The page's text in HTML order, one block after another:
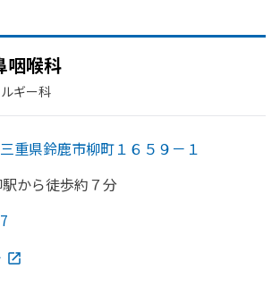
咽喉科
ギー科
三重県鈴鹿市柳町１６５９－１
から徒歩約７分